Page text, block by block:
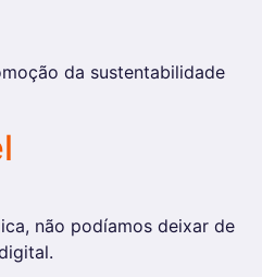
da sustentabilidade
não podíamos deixar de